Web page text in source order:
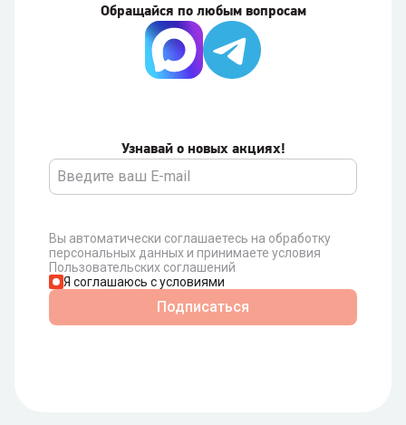
Узнавай о новых акциях!
Вы автоматически соглашаетесь на обработку
персональных данных и принимаете условия
Пользовательских соглашений
Я соглашаюсь с условиями
Подписаться
Обращайся по любым вопросам